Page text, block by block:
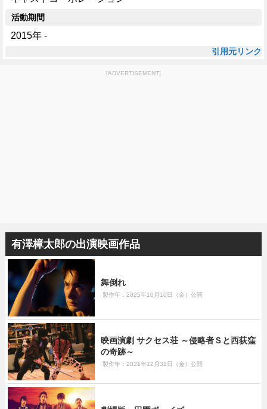
活動期間
2015年 -
引用元リンク
[ADVERTISEMENT]
有澤樟太郎の出演映画作品
舞倒れ
製作年：2025年10月10日（金）公開
映画演劇 サクセス荘 ～侵略者Ｓと西荻窪
の奇跡～
製作年：2021年12月31日（金）公開